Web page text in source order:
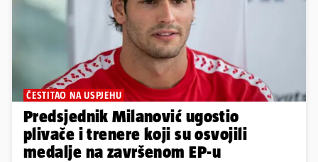
ČESTITAO NA USPJEHU
Predsjednik Milanović ugostio
plivače i trenere koji su osvojili
medalje na završenom EP-u